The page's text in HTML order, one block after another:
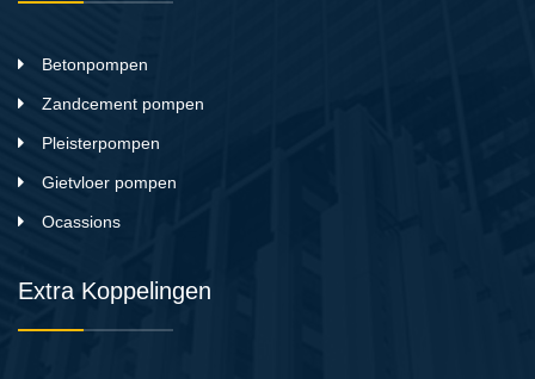
Betonpompen
Zandcement pompen
Pleisterpompen
Gietvloer pompen
Ocassions
Extra Koppelingen